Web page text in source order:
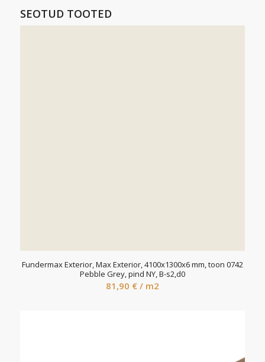
SEOTUD TOOTED
Fundermax Exterior, Max Exterior, 4100x1300x6 mm, toon 0742
Pebble Grey, pind NY, B-s2,d0
81,90 € / m2